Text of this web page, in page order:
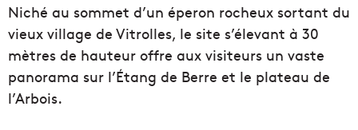
Niché au sommet d’un éperon rocheux sortant du
vieux village de Vitrolles, le site s’élevant à 30
mètres de hauteur offre aux visiteurs un vaste
panorama sur l’Étang de Berre et le plateau de
l’Arbois.